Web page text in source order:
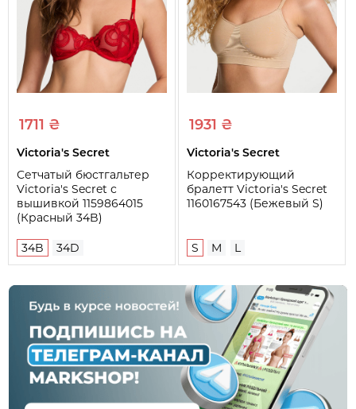
1711 ₴
Victoria's Secret
Сетчатый бюстгальтер
Victoria's Secret с
вышивкой 1159864015
(Красный 34B)
34B 34D
1931 ₴
Victoria's Secret
Корректирующий
бралетт Victoria's Secret
1160167543 (Бежевый S)
S M L